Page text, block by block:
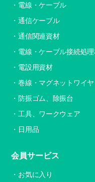
電線・ケーブル
通信ケーブル
通信関連資材
電線・ケーブル接続処
電設用資材
巻線・マグネットワイヤ
防振ゴム、除振台
工具、ワークウェア
日用品
会員サービス
お気に入り